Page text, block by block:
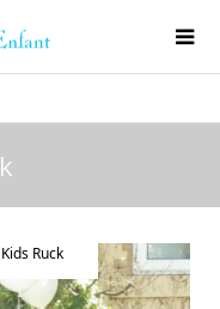
Kids Ruck